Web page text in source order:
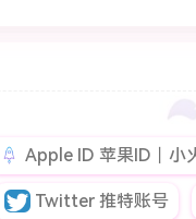
Twitter 推特账号